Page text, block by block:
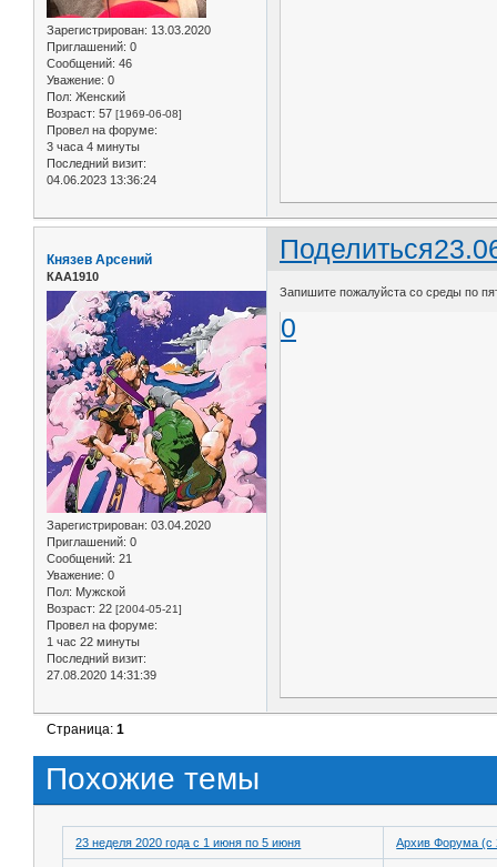
Зарегистрирован: 13.03.2020
Приглашений: 0
Сообщений: 46
Уважение: 0
Пол: Женский
Возраст: 57 [1969-06-08]
Провел на форуме:
3 часа 4 минуты
Последний визит:
04.06.2023 13:36:24
Поделиться
Князев Арсений
КАА1910
Зарегистрирован: 03.04.2020
Приглашений: 0
Сообщений: 21
Уважение: 0
Пол: Мужской
Возраст: 22 [2004-05-21]
Провел на форуме:
1 час 22 минуты
Последний визит:
27.08.2020 14:31:39
Запишите пожалуйста со среды по
0
Страница:1
Похожие темы
23 неделя 2020 года с 1 июня по 5 июня Архив Форума (с